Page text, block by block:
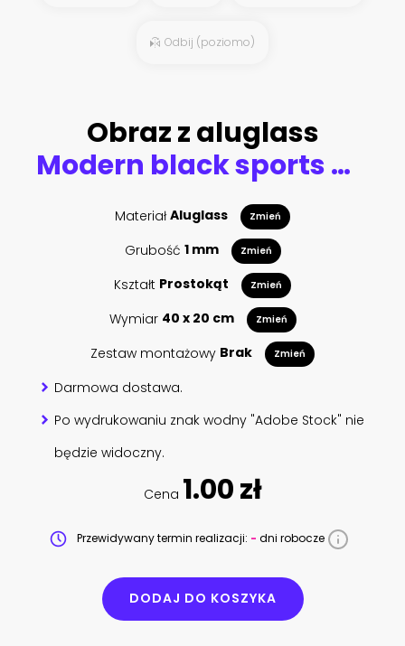
Odbij (poziomo)
Obraz z aluglass
Modern black sports motorcycle in dark environment (3D Illustration)
MateriałAluglass Zmień
Grubość 1 mm Zmień
Kształt Prostokąt Zmień
Wymiar 40 x 20 cm Zmień
Zestaw montażowy Brak Zmień
Darmowa dostawa.
Po wydrukowaniu znak wodny "Adobe Stock" nie
będzie widoczny.
Cena 1.00 zł
Przewidywany termin realizacji: - dni robocze
DODAJ DO KOSZYKA